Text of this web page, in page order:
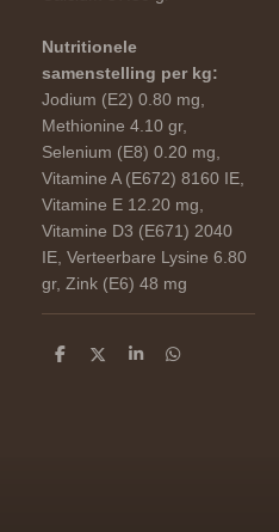
Nutritionele
samenstelling per kg:
Jodium (E2) 0.80 mg,
Methionine 4.10 gr,
Selenium (E8) 0.20 mg,
Vitamine A (E672) 8160 IE,
Vitamine E 12.20 mg,
Vitamine D3 (E671) 2040
IE, Verteerbare Lysine 6.80
gr, Zink (E6) 48 mg
D
D
S
D